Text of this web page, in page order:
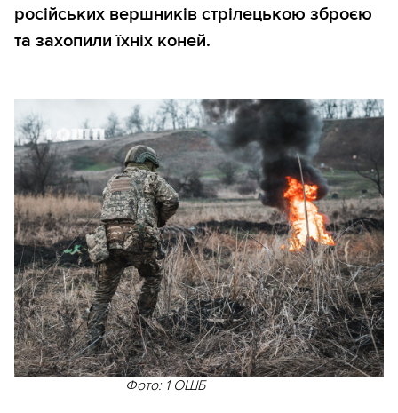
російських вершників стрілецькою зброєю
та захопили їхніх коней.
Фото: 1 ОШБ